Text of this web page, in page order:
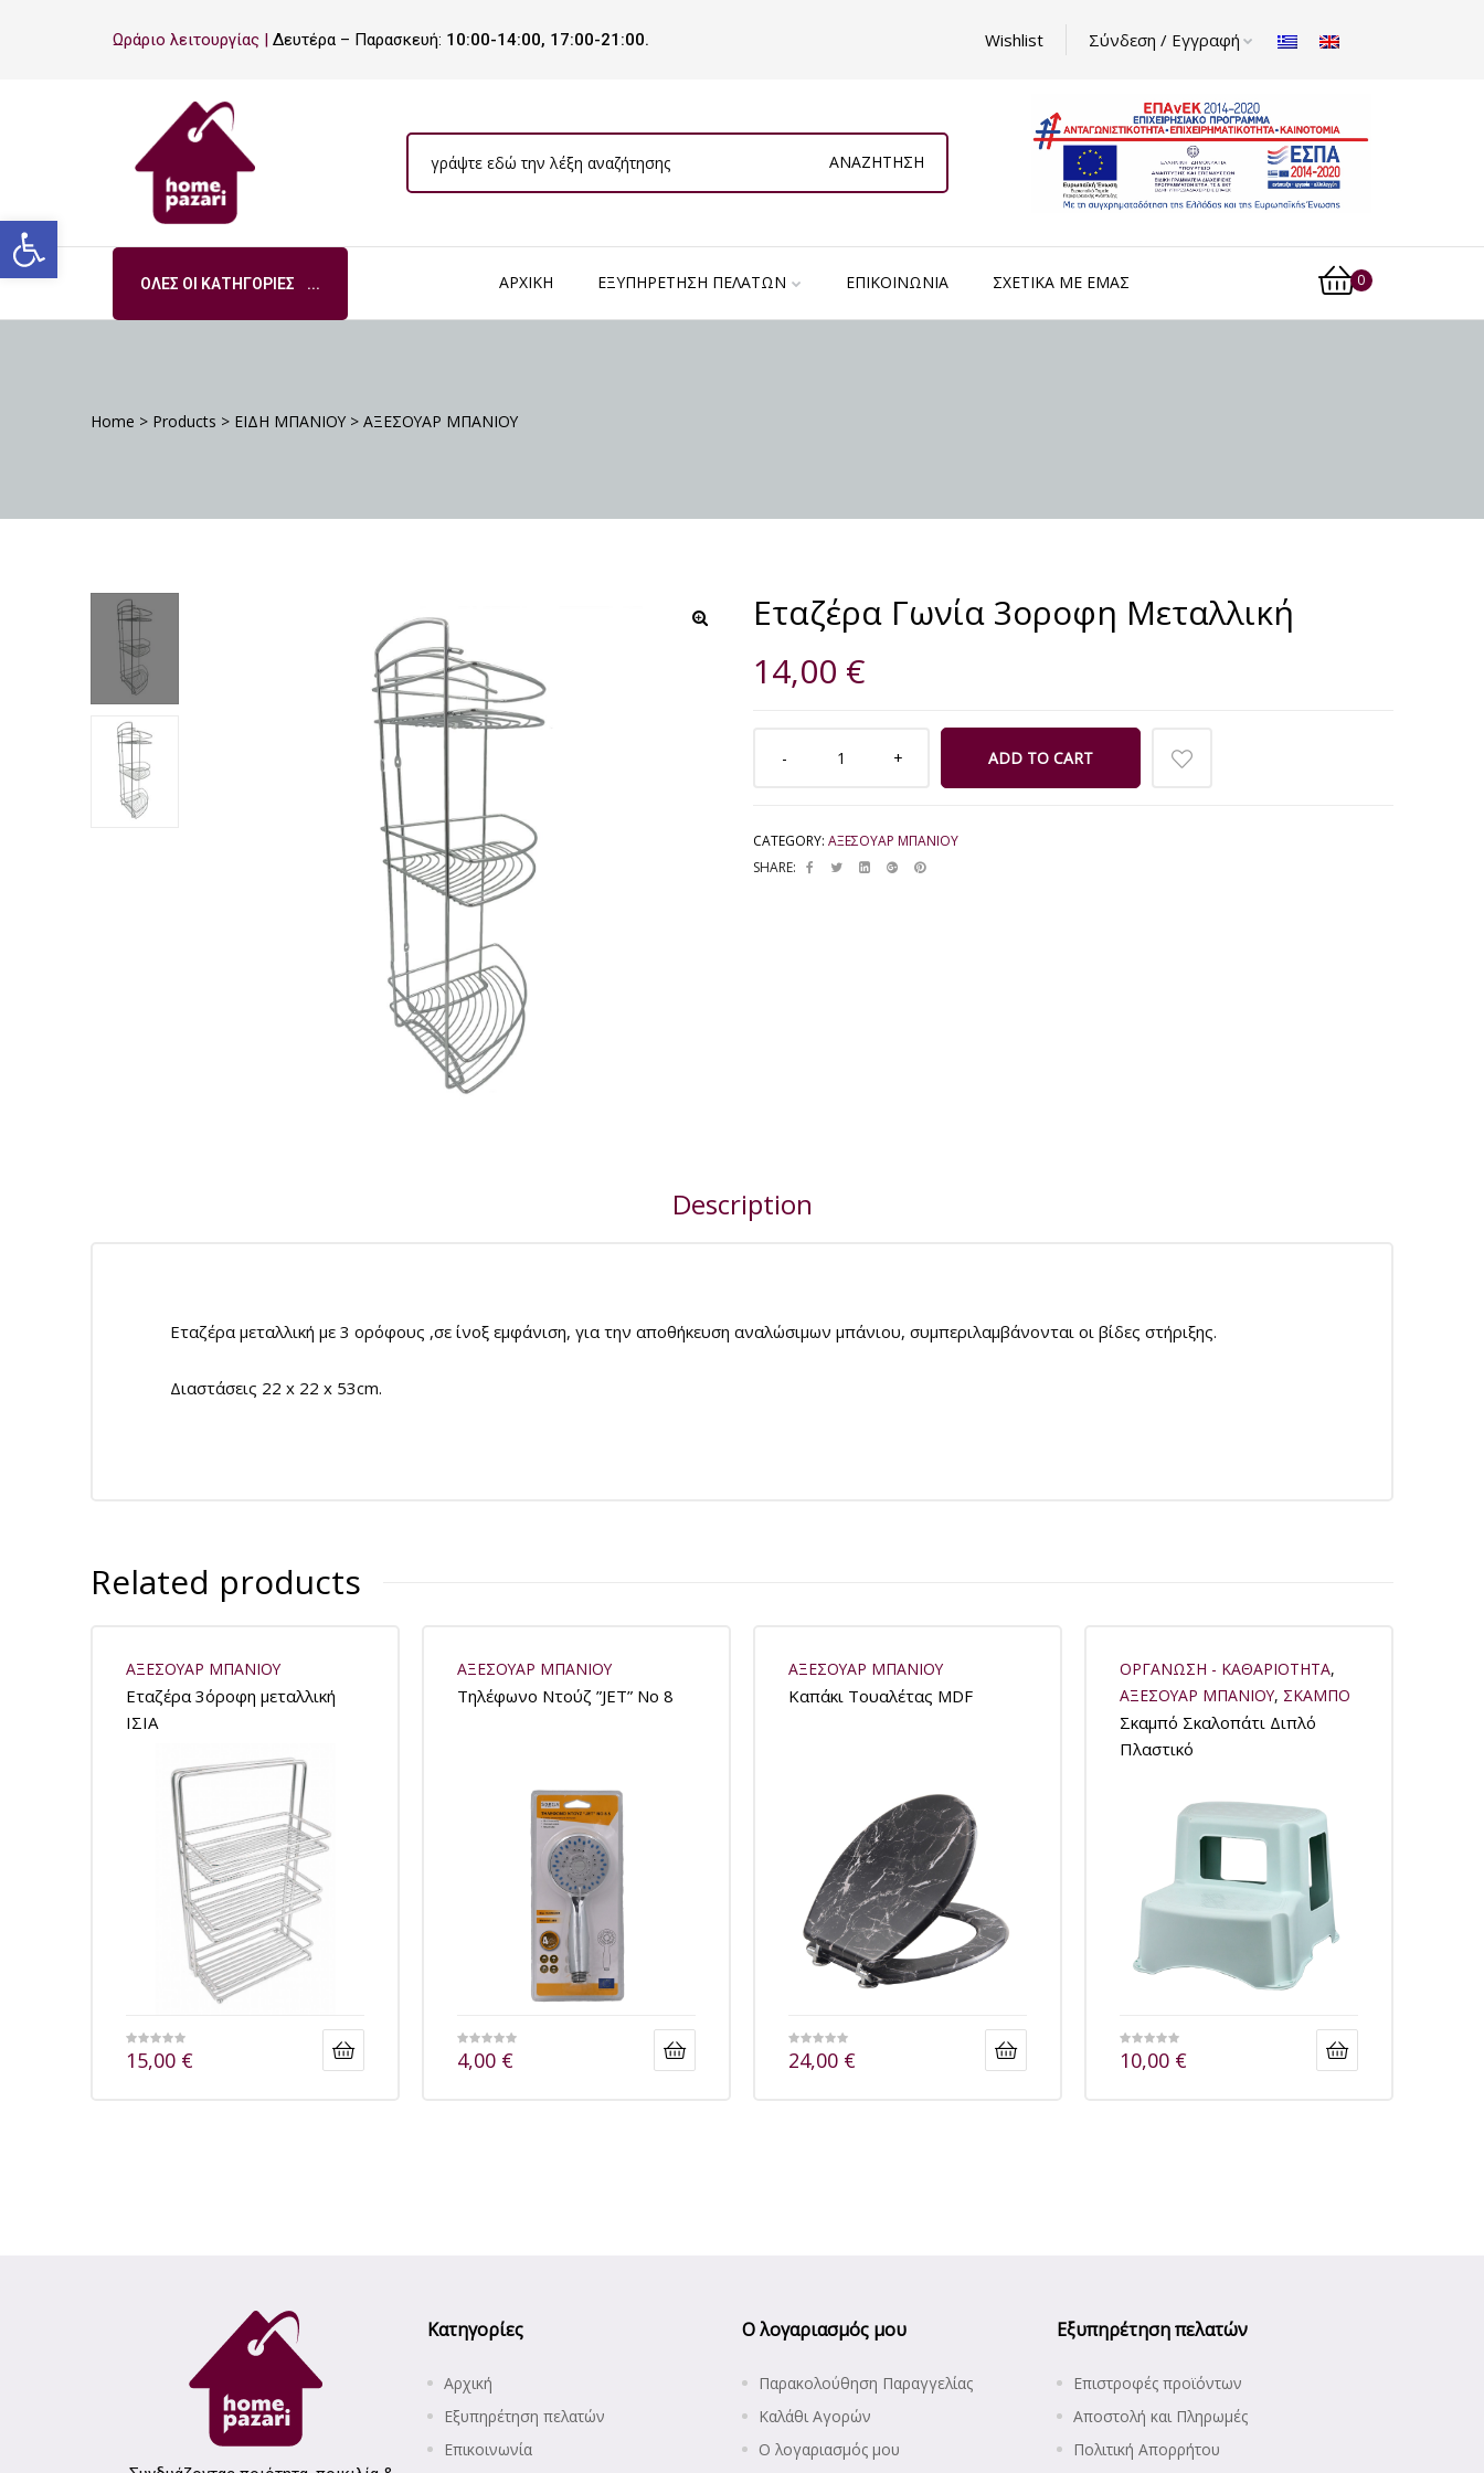
Ανοίξτε τη γραμμή εργαλείων
Ωράριο λειτουργίας | Δευτέρα – Παρασκευή: 10:00-14:00, 17:00-21:00. Wishlist Σύνδεση / Εγγραφή
ΑΝΑΖΉΤΗΣΗ
ΌΛΕΣ ΟΙ ΚΑΤΗΓΟΡΊΕΣ ΑΡΧΙΚΉ ΕΞΥΠΗΡΈΤΗΣΗ ΠΕΛΑΤΏΝ ΕΠΙΚΟΙΝΩΝΊΑ ΣΧΕΤΙΚΆ ΜΕ ΕΜΆΣ 0
Home > Products > ΕΙΔΗ ΜΠΑΝΙΟΥ > ΑΞΕΣΟΥΑΡ ΜΠΑΝΙΟΥ
Εταζέρα Γωνία 3oροφη Μεταλλική
14,00 €
ADD TO CART
CATEGORY: ΑΞΕΣΟΥΑΡ ΜΠΑΝΙΟΥ
SHARE:
Description
Εταζέρα μεταλλική με 3 ορόφους ,σε ίνοξ εμφάνιση, για την αποθήκευση αναλώσιμων μπάνιου, συμπεριλαμβάνονται οι βίδες στήριξης.
Διαστάσεις 22 x 22 x 53cm.
Related products
ΑΞΕΣΟΥΑΡ ΜΠΑΝΙΟΥ
Εταζέρα 3όροφη μεταλλική
ΙΣΙΑ
15,00 €
ΑΞΕΣΟΥΑΡ ΜΠΑΝΙΟΥ
Τηλέφωνο Ντούζ ”JET” No 8
4,00 €
ΑΞΕΣΟΥΑΡ ΜΠΑΝΙΟΥ
Καπάκι Tουαλέτας MDF
24,00 €
ΟΡΓΑΝΩΣΗ - ΚΑΘΑΡΙΟΤΗΤΑ,
ΑΞΕΣΟΥΑΡ ΜΠΑΝΙΟΥ, ΣΚΑΜΠΟ
Σκαμπό Σκαλοπάτι Διπλό
Πλαστικό
10,00 €
Κατηγορίες
Αρχική
Εξυπηρέτηση πελατών
Επικοινωνία
Ο λογαριασμός μου
Παρακολούθηση Παραγγελίας
Καλάθι Αγορών
Ο λογαριασμός μου
Εξυπηρέτηση πελατών
Επιστροφές προϊόντων
Αποστολή και Πληρωμές
Πολιτική Απορρήτου